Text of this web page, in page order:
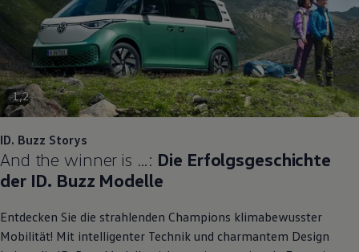
1,2
ID. Buzz Storys
And the winner is …: Die Erfolgsgeschichte
der ID. Buzz Modelle
Entdecken Sie die strahlenden Champions klimabewusster
Mobilität! Mit intelligenter Technik und charmantem Design